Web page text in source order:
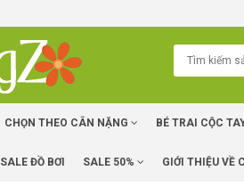
CHỌN THEO CÂN NẶNG BÉ TRAI CỘC
SALE ĐỒ BƠI SALE 50% GIỚI THIỆU VỀ